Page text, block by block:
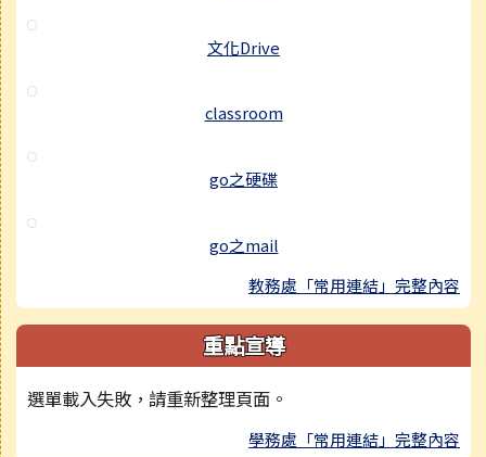
文化Drive
classroom
go之硬碟
go之mail
教務處「常用連結」完整內容
重點宣導
選單載入失敗，請重新整理頁面。
學務處「常用連結」完整內容